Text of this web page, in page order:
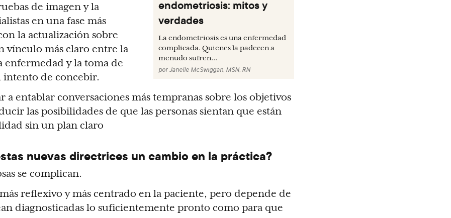
endometriosis: mitos y
verdades
La endometriosis es una enfermedad
complicada. Quienes la padecen a
menudo sufren...
porJanelle McSwiggan, MSN, RN
de imagen y la
en una fase más
la actualización sobre
vínculo más claro entre la
y la toma de
intento de concebir.
a entablar conversaciones más tempranas sobre los objetivos
las posibilidades de que las personas sientan que están
sin un plan claro
nuevas directrices un cambio en la práctica?
se complican.
reflexivo y más centrado en la paciente, pero depende de
diagnosticadas lo suficientemente pronto como para que